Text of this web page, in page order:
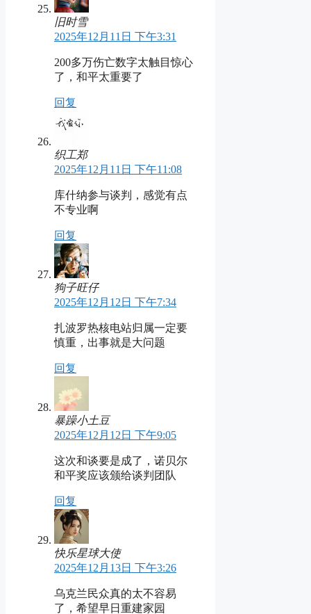
旧时雪
2025年12月11日 下午3:31
200多万伤亡数字太触目惊心
了，和平太重要了
回复
织工郑
2025年12月11日 下午11:08
库什纳参与谈判，感觉有点
不专业啊
回复
狗子旺仔
2025年12月12日 下午7:34
扎波罗热核电站归属一定要
慎重，出事就是大问题
回复
暴躁小土豆
2025年12月12日 下午9:05
这次和谈要是成了，诺贝尔
和平奖应该颁给谈判团队
回复
快乐星球大使
2025年12月13日 下午3:26
乌克兰民众真的太不容易
了，希望早日重建家园